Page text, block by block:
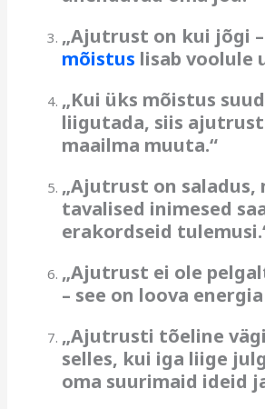
„Ajutrust on kui jõgi
mõistus lisab voolule
„Kui üks mõistus
liigutada, siis
maailma muuta.“
„Ajutrust on saladus,
tavalised inimesed
erakordseid
„Ajutrust ei ole
– see on loova
„Ajutrusti tõeline
selles, kui iga liige
oma suurimaid ideid